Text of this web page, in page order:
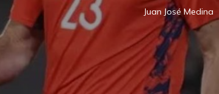
Juan José Medina